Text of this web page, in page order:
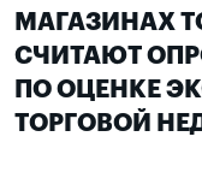
МАГАЗИНАХ
СЧИТАЮТ
ПО ОЦЕНКЕ
ТОРГОВОЙ